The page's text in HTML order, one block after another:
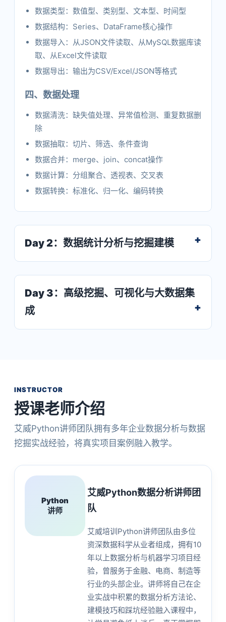
数据类型：数值型、类别型、文本型、时间型
数据结构：Series、DataFrame核心操作
数据导入：从JSON文件读取、从MySQL数据库读
取、从Excel文件读取
数据导出：输出为CSV/Excel/JSON等格式
四、数据处理
数据清洗：缺失值处理、异常值检测、重复数据删
除
数据抽取：切片、筛选、条件查询
数据合并：merge、join、concat操作
数据计算：分组聚合、透视表、交叉表
数据转换：标准化、归一化、编码转换
Day 2：数据统计分析与挖掘建模
Day 3：高级挖掘、可视化与大数据集
成
INSTRUCTOR
授课老师介绍
艾威Python讲师团队拥有多年企业数据分析与数据
挖掘实战经验，将真实项目案例融入教学。
Python
讲师
艾威Python数据分析讲师团
队
艾威培训Python讲师团队由多位
资深数据科学从业者组成，拥有10
年以上数据分析与机器学习项目经
验，曾服务于金融、电商、制造等
行业的头部企业。讲师将自己在企
业实战中积累的数据分析方法论、
建模技巧和踩坑经验融入课程中，